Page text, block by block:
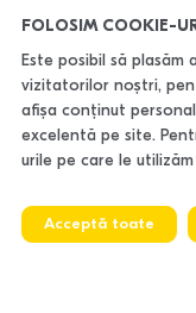
INFORMAȚII
CONTACTE
FOLOSIM COOKIE-
Este posibil să
vizitatorilor noștri,
afișa conținut
excelentă pe site.
urile pe care le
Acceptă toate